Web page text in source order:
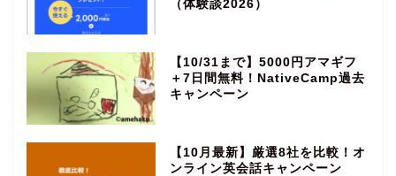
（体験談2026）
【10/31まで】5000円アマギフ
＋7日間無料！NativeCamp過去
キャンペーン
【10月最新】厳選8社を比較！オ
ンライン英会話キャンペーン